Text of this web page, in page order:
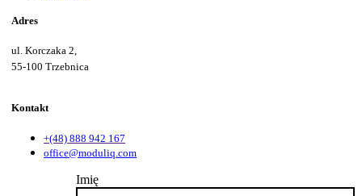
Adres
ul. Korczaka 2,
55-100 Trzebnica
Kontakt
+(48) 888 942 167
office@moduliq.com
Imię